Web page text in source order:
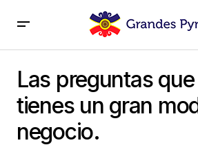
Las preguntas
tienes un gran
negocio.